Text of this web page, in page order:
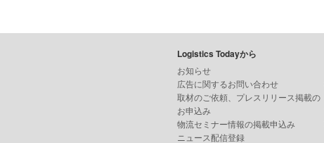
Logistics Todayから
お知らせ
広告に関するお問い合わせ
取材のご依頼、プレスリリース掲載の
お申込み
物流セミナー情報の掲載申込み
ニュース配信登録